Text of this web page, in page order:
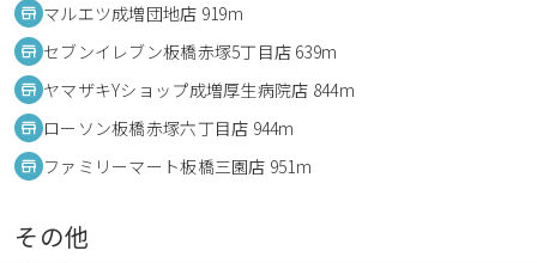
マルエツ成増団地店 919m
セブンイレブン板橋赤塚5丁目店 639m
ヤマザキYショップ成増厚生病院店 844m
ローソン板橋赤塚六丁目店 944m
ファミリーマート板橋三園店 951m
その他